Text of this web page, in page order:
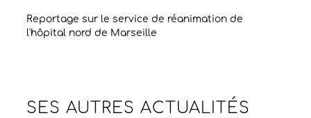
Reportage sur le service de réanimation de
l'hôpital nord de Marseille
SES AUTRESACTUALITÉS